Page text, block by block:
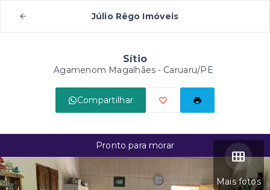
Júlio Rêgo Imóveis
Sítio
Agamenom Magalhães - Caruaru/PE
Compartilhar
Mais fotos
Pronto para morar